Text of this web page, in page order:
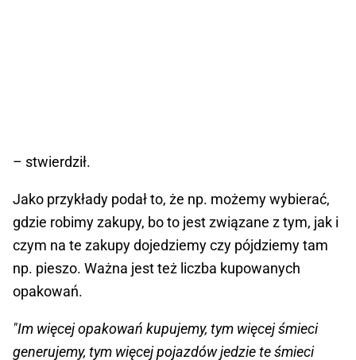
– stwierdził.
Jako przykłady podał to, że np. możemy wybierać,
gdzie robimy zakupy, bo to jest związane z tym, jak i
czym na te zakupy dojedziemy czy pójdziemy tam
np. pieszo. Ważna jest też liczba kupowanych
opakowań.
"Im więcej opakowań kupujemy, tym więcej śmieci
generujemy, tym więcej pojazdów jedzie te śmieci